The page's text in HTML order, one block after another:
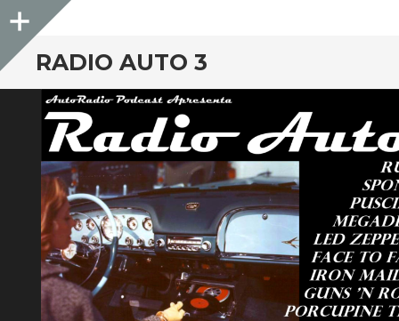
Sidebar
RADIO AUTO 3